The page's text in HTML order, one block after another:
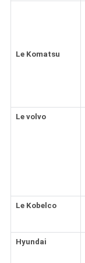
Le Komatsu
Le volvo
Le Kobelco
Hyundai